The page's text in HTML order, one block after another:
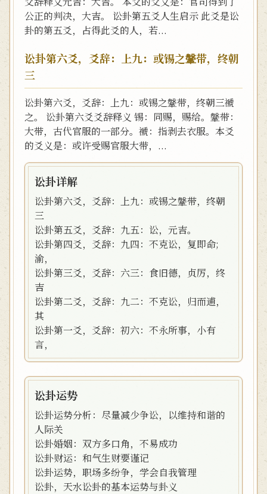
公正的判决，大吉。 讼卦第五爻人生启示 此爻是讼
卦的第五爻，占得此爻的人，若...
讼卦第六爻，爻辞：上九：或锡之鞶带，终朝
三
讼卦第六爻，爻辞：上九：或锡之鞶带，终朝三褫
之。 讼卦第六爻爻辞释义 锡：同赐，赐给。鞶带：
大带，古代官服的一部分。褫：指剥去衣服。本爻
的爻义是：或许受赐官服大带，...
讼卦详解
讼卦第六爻，爻辞：上九：或锡之鞶带，终朝
三
讼卦第五爻，爻辞：九五：讼，元吉。
讼卦第四爻，爻辞：九四：不克讼，复即命;
渝，
讼卦第三爻，爻辞：六三：食旧德，贞厉，终
吉
讼卦第二爻，爻辞：九二：不克讼，归而逋，
其
讼卦第一爻，爻辞：初六：不永所事，小有
言，
讼卦运势
讼卦运势分析：尽量减少争讼，以维持和谐的
人际关
讼卦婚姻：双方多口角，不易成功
讼卦财运：和气生财要谨记
讼卦运势，职场多纷争，学会自我管理
讼卦，天水讼卦的基本运势与卦义